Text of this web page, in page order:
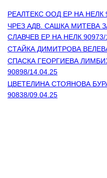
РЕАЛТЕКС ООД ЕР НА НЕЛК
ЧРЕЗ АДВ. САШКА МИТЕВА
СЛАВЧЕВ ЕР НА НЕЛК 90973/
СТАЙКА ДИМИТРОВА
СПАСКА ГЕОРГИЕВА
90898/14.04.25
ЦВЕТЕЛИНА СТОЯНОВА
90838/09.04.25